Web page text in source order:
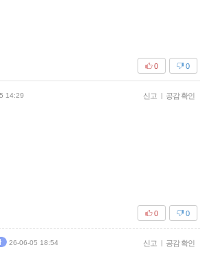
0
0
14:29 신고 공감 확인
0
0
26-06-05 18:54 신고 공감 확인